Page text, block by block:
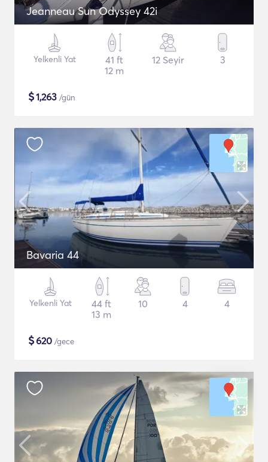
Jeanneau Sun Odyssey 42i
Yelkenli Yat
41 ft
12 m
12 Seyir 3
$1,263 /gün
Bavaria 44
Yelkenli Yat
44 ft
13 m
10 4 4
$620 /gece